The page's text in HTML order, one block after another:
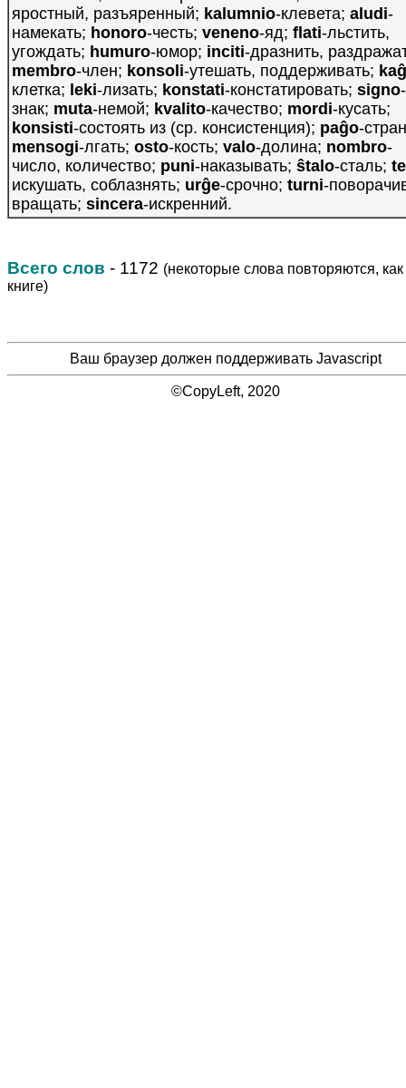
яростный, разъяренный; kalumnio-клевета; aludi-
намекать; honoro-честь; veneno-яд; flati-льстить,
угождать; humuro-юмор; inciti-дразнить,
membro-член; konsoli-утешать, поддерживать;
клетка; leki-лизать; konstati-констатировать; signo-
знак; muta-немой; kvalito-качество; mordi-кусать;
konsisti-состоять из (ср. консистенция); paĝo-
mensogi-лгать; osto-кость; valo-долина; nombro-
число, количество; puni-наказывать; ŝtalo-сталь;
искушать, соблазнять; urĝe-срочно; turni-
вращать; sincera-искренний.
Всего слов - 1172 (некоторые слова повторяются, как
книге)
Ваш браузер должен поддерживать Javascript
©CopyLeft, 2020